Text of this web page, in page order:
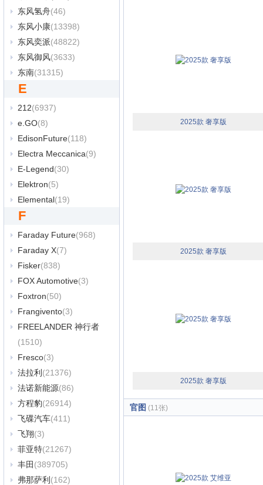
东风氢舟(46)
东风小康(13398)
东风奕派(48822)
东风御风(3633)
东南(31315)
E
212(6937)
e.GO(8)
EdisonFuture(118)
Electra Meccanica(9)
E-Legend(30)
Elektron(5)
Elemental(19)
F
Faraday Future(968)
Faraday X(7)
Fisker(838)
FOX Automotive(3)
Foxtron(50)
Frangivento(3)
FREELANDER 神行者
(1510)
Fresco(3)
法拉利 (21376)
法诺新能源(86)
方程豹(26914)
飞碟汽车(411)
飞翔(3)
菲亚特(21267)
丰田 (389705)
弗那萨利 (162)
2025款 奢享版
2025款 奢享版
2025款 奢享版
官图 (11张)